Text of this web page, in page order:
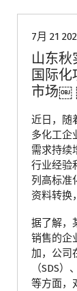
7月 21
山东秋
国际
市场
近日，随
多化工企
需求持续
行业经验
列高标准
资料转换
据了解，
销售的企
加，公司
（SDS
等方面，